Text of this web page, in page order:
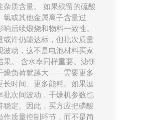
杂质含量。 如果残留的硫酸
氯或其他金属离子含量过
响后续煅烧和物料一致性。
或许仍能达标，但批次质量
波动，这不是电池材料买家
果。 含水率同样重要。滤饼
燥负荷就越大——需要更多
长时间、更多能耗。如果滤
批次间波动，干燥机参数也
稳定。因此，买方应把磷酸
作质量控制环节，而不是简